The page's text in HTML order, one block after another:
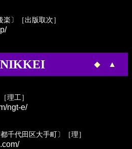
楽〕［出版取次］
◆ ▲
理工］
ngt-e/
都千代田区大手町〕［理］